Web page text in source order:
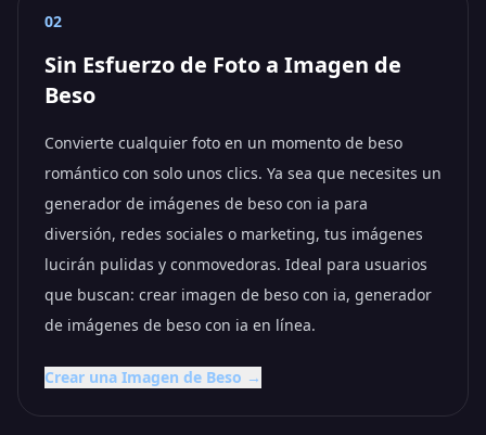
02
Sin Esfuerzo de Foto a Imagen de
Beso
Convierte cualquier foto en un momento de beso
romántico con solo unos clics. Ya sea que necesites un
generador de imágenes de beso con ia para
diversión, redes sociales o marketing, tus imágenes
lucirán pulidas y conmovedoras. Ideal para usuarios
que buscan: crear imagen de beso con ia, generador
de imágenes de beso con ia en línea.
Crear una Imagen de Beso →